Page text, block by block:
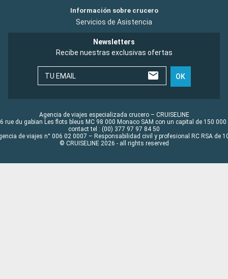
Información sobre crucero
Servicios de Asistencia
Newsletters
Recibe nuestras exclusivas ofertas
TU EMAIL OK
Agencia de viajes especializada crucero – CRUISELINE
rue du gabian Les flots bleus MC 98 000 Monaco SAM con un capital de 150 000
contact tel : (00) 377 97 97 84 50
de viajes n° 006 02 0007 – Responsabilidad civil y profesional RC RSA de
© CRUISELINE 2026 - all rights reserved